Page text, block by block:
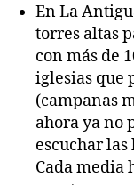
En La
torres altas
con más de
iglesias que
(campanas
ahora ya no
escuchar las
Cada media